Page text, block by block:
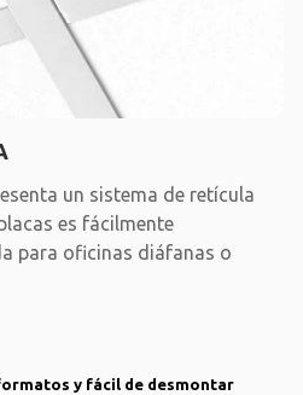
un sistema de retícula
es fácilmente
para oficinas diáfanas o
y fácil de desmontar